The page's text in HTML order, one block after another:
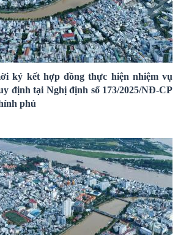
ký kết hợp đồng thực hiện nhiệm vụ
định tại Nghị định số 173/2025/NĐ-CP
phủ